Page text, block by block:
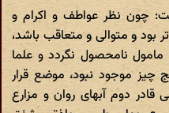
چون نظر عواطف و اکرام و
بود و متوالی و متعاقب باشد،
نامحصول نگردد و علما
چیز موجود نبود، موضع قرار
قادر دوم آبهای روان و مزارع